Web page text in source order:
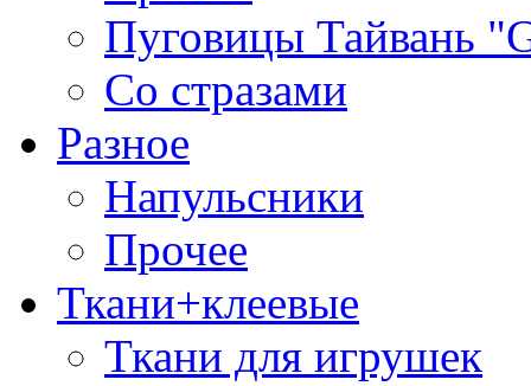
Пуговицы Тайвань
Со стразами
Разное
Напульсники
Прочее
Ткани+клеевые
Ткани для игрушек